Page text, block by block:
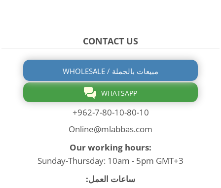
CONTACT US
WHOLESALE / مبيعات بالجملة
WHATSAPP
+962-7-80-10-80-10
Online@mlabbas.com
Our working hours:
Sunday-Thursday: 10am - 5pm GMT+3
ساعات العمل: